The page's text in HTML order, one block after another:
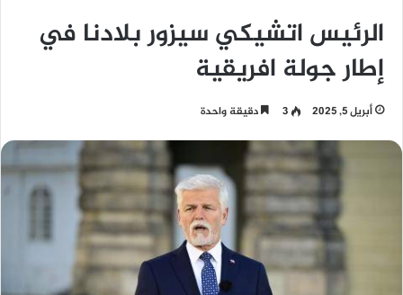
الرئيس اتشيكي سيزور بلادنا في
إطار جولة افريقية
أبريل 5, 2025 3 دقيقة واحدة